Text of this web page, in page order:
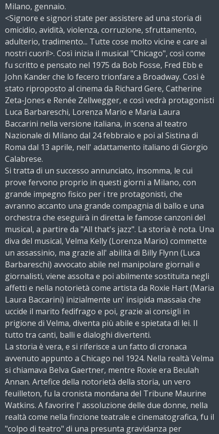
Milano, gennaio.
<Signore e signori state per assistere ad una storia di
omicidio, avidità, violenza, corruzione, sfruttamento,
adulterio, tradimento... Tutte cose molto vicine e care ai
nostri cuori!>. Così inizia il musical "Chicago", così come
fu scritto e pensato nel 1975 da Bob Fosse, Fred Ebb e
John Kander che lo fecero trionfare a Broadway. Così è
stato riproposto al cinema da Richard Gere, Catherine
Zeta-Jones e Renée Zellwegger, e così vedrà protagonisti
Luca Barbareschi, Lorenza Mario e Maria Laura
Baccarini nella versione italiana, in scena al teatro
Nazionale di Milano dal 24 febbraio e poi al Sistina di
Roma dal 13 aprile, nell' adattamento italiano di Giorgio
Calabrese.
Si tratta di un successo annunciato, insomma, le cui
prove fervono proprio in questi giorni a Milano, con
grande impegno fisico per i tre protagonisti, che
avranno accanto una grande compagnia di ballo e una
orchestra che eseguirà in diretta le famose canzoni del
musical, a partire da "All that's jazz". La storia è nota. Una
diva del musical, Velma Kelly (Lorenza Mario) commette
un assassinio, ma grazie all' abilità di Billy Flynn (Luca
Barbareschi) avvocato abile nel manipolare giornali e
giornalisti, viene assolta e poi abilmente sostituita negli
affetti e nella notorietà come artista da Roxie Hart (Maria
Laura Baccarini) inizialmente un' insipida massaia che
uccide il marito fedifrago e poi, grazie ai consigli in
prigione di Velma, diventa più abile e spietata di lei. Il
tutto tra canti, balli e dialoghi divertenti.
La storia è vera, e si riferisce a un fatto di cronaca
avvenuto appunto a Chicago nel 1924. Nella realtà Velma
si chiamava Belva Gaertner, mentre Roxie era Beulah
Annan. Artefice della notorietà della storia, un vero
feuilleton, fu la cronista mondana del Tribune Maurine
Watkins. A favorire l' assoluzione delle due donne, nella
realtà come nella finzione teatrale e cinematografica, fu il
"colpo di teatro" di una presunta gravidanza per